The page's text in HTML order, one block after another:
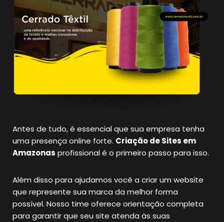
Antes de tudo, é essencial que sua empresa tenha
uma presença online forte. Criação de Sites em
Amazonas profissional é o primeiro passo para isso.
Além disso para ajudamos você a criar um website
que represente sua marca da melhor forma
possível. Nosso time oferece orientação completa
para garantir que seu site atenda às suas